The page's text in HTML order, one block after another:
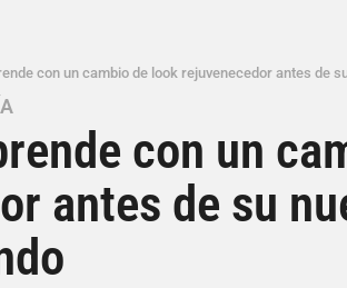
con un cambio de look rejuvenecedor antes de
con un
antes de su